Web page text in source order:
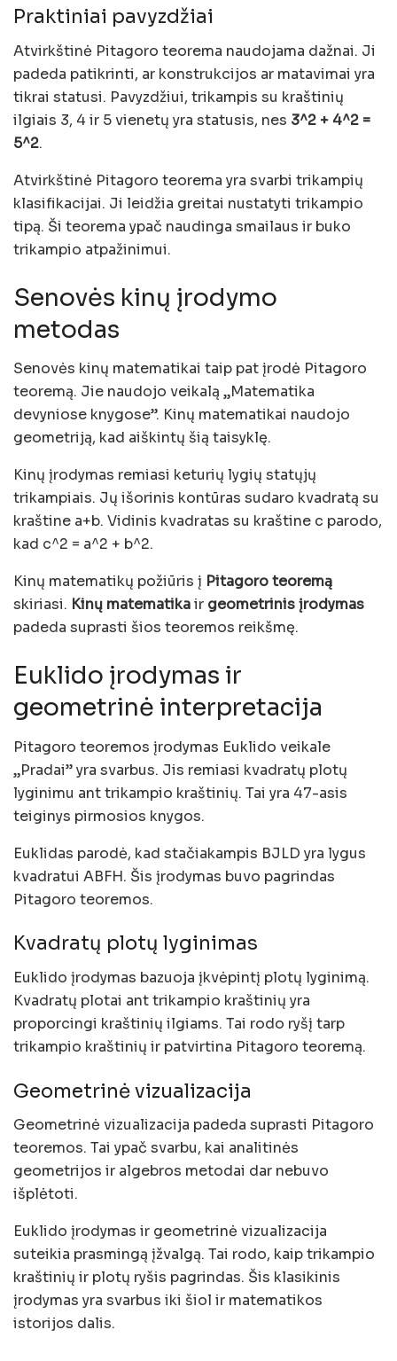
Praktiniai pavyzdžiai
Atvirkštinė Pitagoro teorema naudojama dažnai. Ji
padeda patikrinti, ar konstrukcijos ar matavimai yra
tikrai statusi. Pavyzdžiui, trikampis su kraštinių
ilgiais 3, 4 ir 5 vienetų yra statusis, nes 3^2 + 4^2 =
5^2.
Atvirkštinė Pitagoro teorema yra svarbi trikampių
klasifikacijai. Ji leidžia greitai nustatyti trikampio
tipą. Ši teorema ypač naudinga smailaus ir buko
trikampio atpažinimui.
Senovės kinų įrodymo
metodas
Senovės kinų matematikai taip pat įrodė Pitagoro
teoremą. Jie naudojo veikalą „Matematika
devyniose knygose”. Kinų matematikai naudojo
geometriją, kad aiškintų šią taisyklę.
Kinų įrodymas remiasi keturių lygių statųjų
trikampiais. Jų išorinis kontūras sudaro kvadratą su
kraštine a+b. Vidinis kvadratas su kraštine c parodo,
kad c^2 = a^2 + b^2.
Kinų matematikų požiūris į Pitagoro teoremą
skiriasi. Kinų matematikair geometrinis įrodymas
padeda suprasti šios teoremos reikšmę.
Euklido įrodymas ir
geometrinė interpretacija
Pitagoro teoremos įrodymas Euklido veikale
„Pradai” yra svarbus. Jis remiasi kvadratų plotų
lyginimu ant trikampio kraštinių. Tai yra 47-asis
teiginys pirmosios knygos.
Euklidas parodė, kad stačiakampis BJLD yra lygus
kvadratui ABFH. Šis įrodymas buvo pagrindas
Pitagoro teoremos.
Kvadratų plotų lyginimas
Euklido įrodymas bazuoja įkvėpintį plotų lyginimą.
Kvadratų plotai ant trikampio kraštinių yra
proporcingi kraštinių ilgiams. Tai rodo ryšį tarp
trikampio kraštinių ir patvirtina Pitagoro teoremą.
Geometrinė vizualizacija
Geometrinė vizualizacija padeda suprasti Pitagoro
teoremos. Tai ypač svarbu, kai analitinės
geometrijos ir algebros metodai dar nebuvo
išplėtoti.
Euklido įrodymas ir geometrinė vizualizacija
suteikia prasmingą įžvalgą. Tai rodo, kaip trikampio
kraštinių ir plotų ryšis pagrindas. Šis klasikinis
įrodymas yra svarbus iki šiol ir matematikos
istorijos dalis.